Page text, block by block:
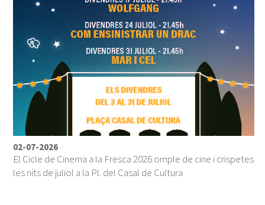
02-07-2026
El Cicle de Cinema a la Fresca 2026 omple de cine i crispetes
les nits de juliol a la Pl. del Casal de Cultura